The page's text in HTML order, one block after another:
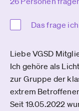
Das frage
Liebe VGSD
Ich gehöre als
zur Gruppe der
extrem
Seit 19.05.2022